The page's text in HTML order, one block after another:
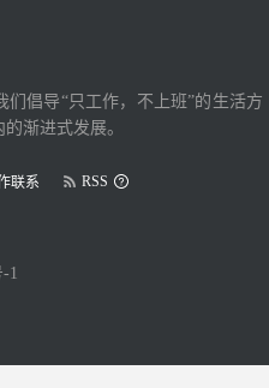
倡导“只工作，不上班”的生活方
渐进式发展。
联系 RSS
-1